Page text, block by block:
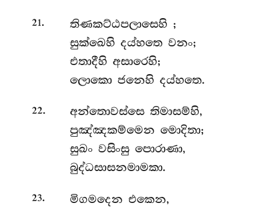
21. තිණකට්ඨපලාසෙහි ;
සුක්ඛෙහි දය්හතෙ වනං;
එතාදීහි අසාරෙහි;
ලොකො ජනෙහි දය්හතෙ.
22. අන්තොවස්සෙ තිමාසම්හි,
පුඤ්ඤකම්මෙන මොදිතා;
සුඛං වසිංසු පොරාණා,
බුද්ධසාසනමාමකා.
23. මිගමදෙන එකෙන,